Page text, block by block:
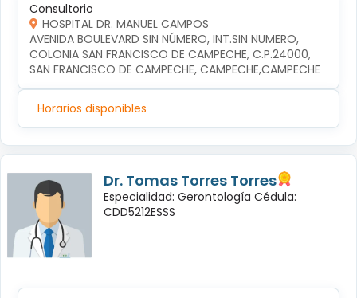
Consultorio
HOSPITAL DR. MANUEL CAMPOS
AVENIDA BOULEVARD SIN NÚMERO, INT.SIN NUMERO,
COLONIA SAN FRANCISCO DE CAMPECHE, C.P.24000,
SAN FRANCISCO DE CAMPECHE, CAMPECHE,CAMPECHE
Horarios disponibles
Dr. Tomas Torres Torres
Especialidad: Gerontología Cédula:
CDD5212ESSS